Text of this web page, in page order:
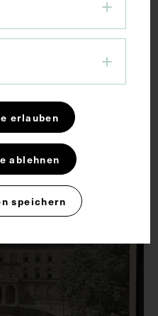
Klinik
erlauben
ablehnen
speichern